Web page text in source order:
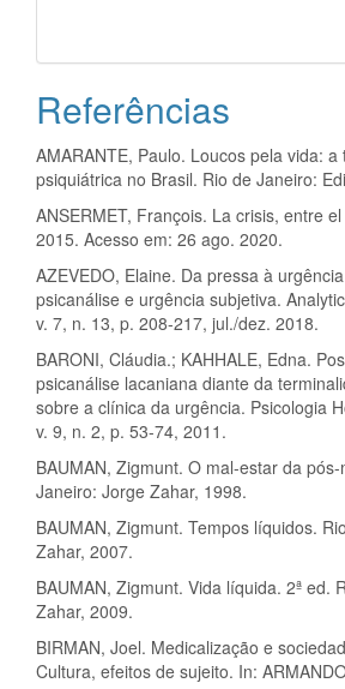
Referências
AMARANTE, Paulo. Loucos pela vida:
psiquiátrica no Brasil. Rio de Janeiro:
ANSERMET, François. La crisis, entre
2015. Acesso em: 26 ago. 2020.
AZEVEDO, Elaine. Da pressa à
psicanálise e urgência subjetiva.
v. 7, n. 13, p. 208-217, jul./dez. 2018.
BARONI, Cláudia.; KAHHALE, Edna.
psicanálise lacaniana diante da
sobre a clínica da urgência. Psicologia
v. 9, n. 2, p. 53-74, 2011.
BAUMAN, Zigmunt. O mal-estar da
Janeiro: Jorge Zahar, 1998.
BAUMAN, Zigmunt. Tempos líquidos.
Zahar, 2007.
BAUMAN, Zigmunt. Vida líquida. 2ª ed.
Zahar, 2009.
BIRMAN, Joel. Medicalização e
Cultura, efeitos de sujeito. In: